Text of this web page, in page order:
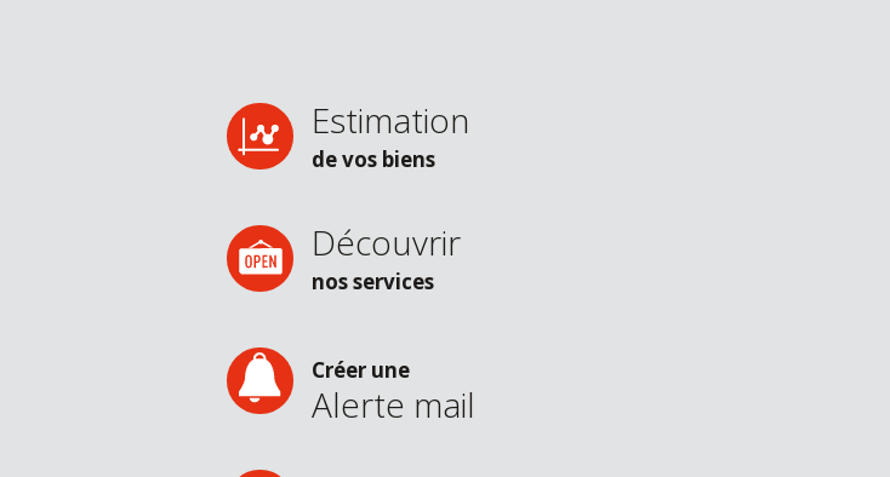
Estimation
de vos biens
Découvrir
nos services
Créer une
Alerte mail